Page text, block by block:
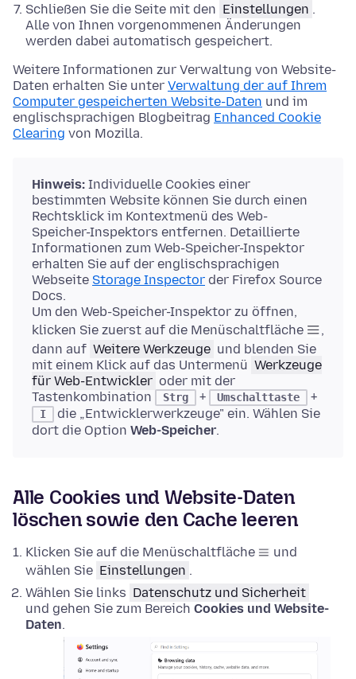
Schließen Sie die Seite mit den Einstellungen .
Alle von Ihnen vorgenommenen Änderungen
werden dabei automatisch gespeichert.
Weitere Informationen zur Verwaltung von Website-
Daten erhalten Sie unter Verwaltung der auf Ihrem
Computer gespeicherten Website-Daten und im
englischsprachigen Blogbeitrag Enhanced Cookie
Clearing von Mozilla.
Hinweis: Individuelle Cookies einer
bestimmten Website können Sie durch einen
Rechtsklick im Kontextmenü des Web-
Speicher-Inspektors entfernen. Detaillierte
Informationen zum Web-Speicher-Inspektor
erhalten Sie auf der englischsprachigen
Webseite Storage Inspector der Firefox Source
Docs.
Um den Web-Speicher-Inspektor zu öffnen,
klicken Sie zuerst auf die Menüschaltfläche
,
dann auf Weitere Werkzeuge und blenden Sie
mit einem Klick auf das Untermenü Werkzeuge
für Web-Entwickler oder mit der
Tastenkombination
Strg + Umschalttaste +
I
die „Entwicklerwerkzeuge" ein. Wählen Sie
dort die Option Web-Speicher.
Alle Cookies und Website-Daten
löschen sowie den Cache leeren
Klicken Sie auf die Menüschaltfläche
und
wählen Sie Einstellungen .
Wählen Sie links Datenschutz und Sicherheit
und gehen Sie zum Bereich Cookies und Website-
Daten.